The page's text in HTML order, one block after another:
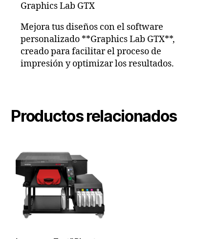
Graphics Lab GTX
Mejora tus diseños con el software
personalizado **Graphics Lab GTX**,
creado para facilitar el proceso de
impresión y optimizar los resultados.
Productos relacionados